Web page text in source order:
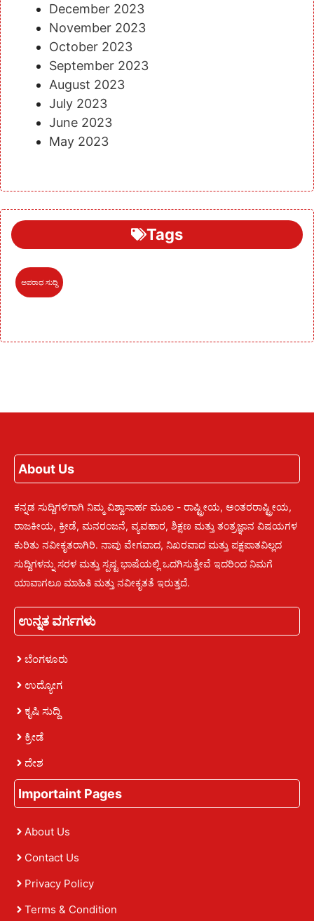
December 2023
November 2023
October 2023
September 2023
August 2023
July 2023
June 2023
May 2023
Tags
ಅಪರಾಧ ಸುದ್ದಿ
About Us
ಕನ್ನಡ ಸುದ್ದಿಗಳಿಗಾಗಿ ನಿಮ್ಮ ವಿಶ್ವಾಸಾರ್ಹ ಮೂಲ - ರಾಷ್ಟ್ರೀಯ, ಅಂತರರಾಷ್ಟ್ರೀಯ,
ರಾಜಕೀಯ, ಕ್ರೀಡೆ, ಮನರಂಜನೆ, ವ್ಯವಹಾರ, ಶಿಕ್ಷಣ ಮತ್ತು ತಂತ್ರಜ್ಞಾನ ವಿಷಯಗಳ
ಕುರಿತು ನವೀಕೃತರಾಗಿರಿ. ನಾವು ವೇಗವಾದ, ನಿಖರವಾದ ಮತ್ತು ಪಕ್ಷಪಾತವಿಲ್ಲದ
ಸುದ್ದಿಗಳನ್ನು ಸರಳ ಮತ್ತು ಸ್ಪಷ್ಟ ಭಾಷೆಯಲ್ಲಿ ಒದಗಿಸುತ್ತೇವೆ ಇದರಿಂದ ನಿಮಗೆ
ಯಾವಾಗಲೂ ಮಾಹಿತಿ ಮತ್ತು ನವೀಕೃತತೆ ಇರುತ್ತದೆ.
ಉನ್ನತ ವರ್ಗಗಳು
ಬೆಂಗಳೂರು
ಉದ್ಯೋಗ
ಕೃಷಿ ಸುದ್ದಿ
ಕ್ರೀಡೆ
ದೇಶ
Importaint Pages
About Us
Contact Us
Privacy Policy
Terms & Condition